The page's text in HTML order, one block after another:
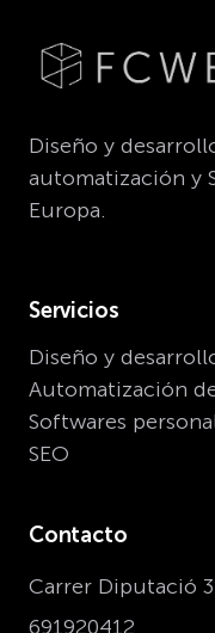
Diseño y
automatización y
Europa.
Servicios
Diseño y
Automatización
Softwares
SEO
Contacto
Carrer Diputació
691920412